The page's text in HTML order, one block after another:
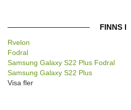
FINNS I
Rvelon
Fodral
Samsung Galaxy S22 Plus Fodral
Samsung Galaxy S22 Plus
Visa fler